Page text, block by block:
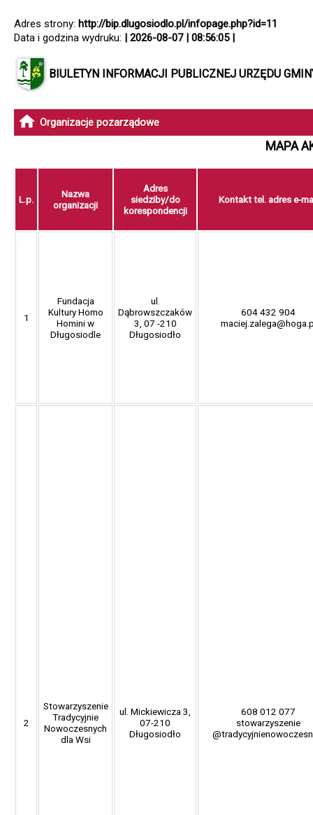
Adres strony: http://bip.dlugosiodlo.pl/infopage.php?id=11
Data i godzina wydruku: | 2026-08-07 | 08:56:05 |
BIULETYN INFORMACJI PUBLICZNEJ URZĘDU
Organizacje pozarządowe
MAPA
L.p.
Nazwa
organizacji
Adres
siedziby/do
korespondencji
Kontakt tel. adres e-
1
Fundacja
Kultury Homo
Homini w
Długosiodle
ul.
Dąbrowszczaków
3, 07 -210
Długosiodło
604 432 904
2
Stowarzyszenie
Tradycyjnie
Nowoczesnych
dla Wsi
ul. Mickiewicza 3,
07-210
Długosiodło
608 012 077
stowarzyszenie